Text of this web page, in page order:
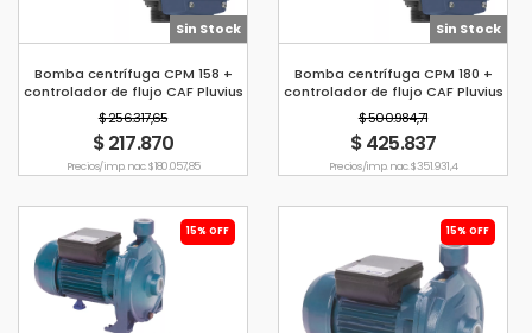
Sin Stock
Bomba centrífuga CPM 158 +
controlador de flujo CAF Pluvius
$ 256.317,65
$ 217.870
Precio s/imp. nac. $ 180.057,85
Sin Stock
Bomba centrífuga CPM 180 +
controlador de flujo CAF Pluvius
$ 500.984,71
$ 425.837
Precio s/imp. nac. $ 351.931,4
15% OFF 15% OFF